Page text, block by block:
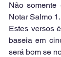
Não
Notar Salmo 1.
Estes versos
baseia em
será bom se